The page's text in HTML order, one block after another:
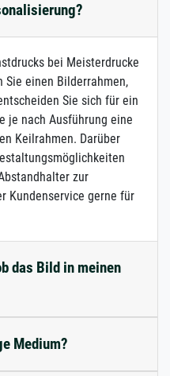
bei Meisterdrucke
einen Bilderrahmen,
Sie sich für ein
je nach Ausführung eine
Keilrahmen. Darüber
zur
Kundenservice gerne für
das Bild in meinen
Medium?